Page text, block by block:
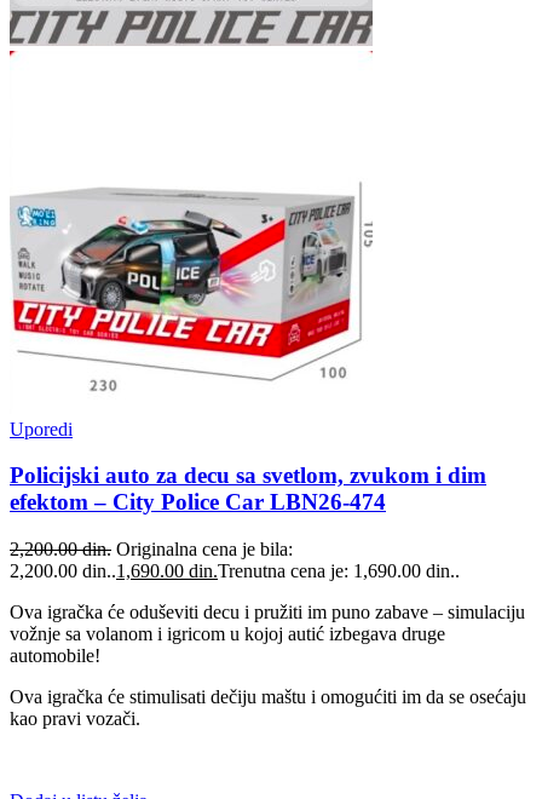
Uporedi
Policijski auto za decu sa svetlom, zvukom i dim
efektom – City Police Car LBN26-474
2,200.00din. Originalna cena je bila:
2,200.00 din..1,690.00 din.Trenutna cena je: 1,690.00 din..
Ova igračka će oduševiti decu i pružiti im puno zabave – simulaciju
vožnje sa volanom i igricom u kojoj autić izbegava druge
automobile!
Ova igračka će stimulisati dečiju maštu i omogućiti im da se osećaju
kao pravi vozači.